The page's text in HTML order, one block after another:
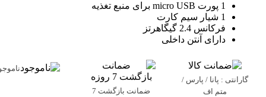
1 پورت micro USB برای منبع تغذیه
1 شیار سیم کارت
فرکانس 2.4 گیگاهرتز
دارای آنتن داخلی
گارانتی : پانا / پارس /
متم اف
ضمانت بازگشت 7